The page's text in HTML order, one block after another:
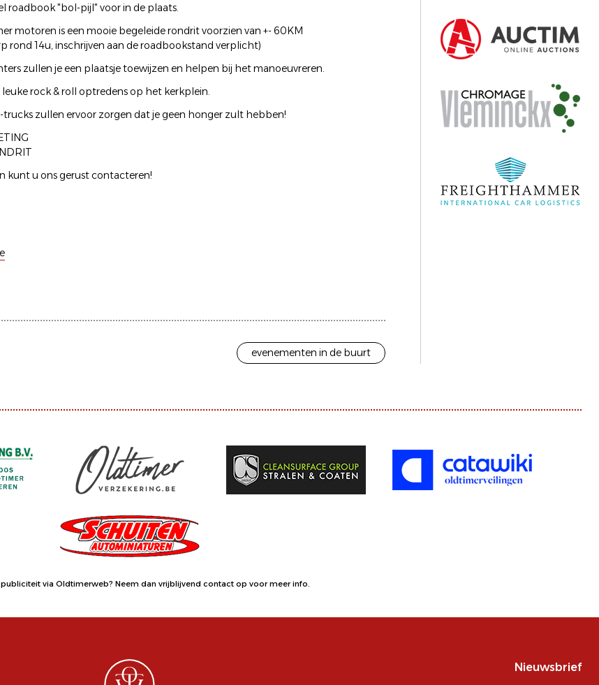
roadbook "bol-pijl" voor in de plaats.
motoren is een mooie begeleide rondrit voorzien van +- 60KM
rond 14u, inschrijven aan de roadbookstand verplicht)
zullen je een plaatsje toewijzen en helpen bij het manoeuvreren.
rock & roll optredens op het kerkplein.
trucks zullen ervoor zorgen dat je geen honger zult hebben!
kunt u ons gerust contacteren!
evenementen in de buurt
via Oldtimerweb? Neem dan vrijblijvend contact op voor meer info.
Nieuwsbrief